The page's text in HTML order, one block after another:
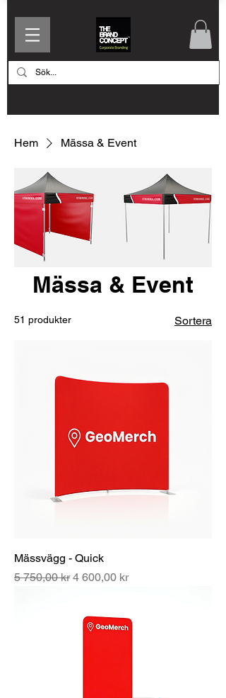
Hem Mässa & Event
Mässa & Event
51 produkter Sortera
Mässvägg - Quick
Ordinarie pris
5 750,00 kr Reapris
4 600,00 kr